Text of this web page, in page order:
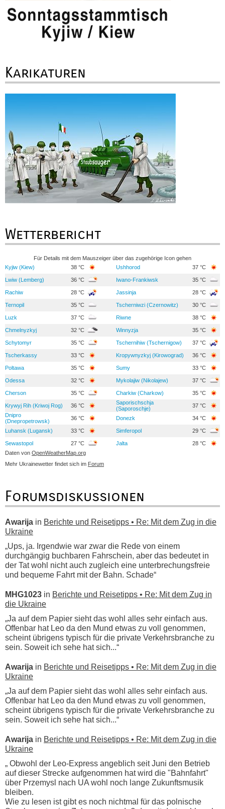
Karikaturen
Wetterbericht
Für Details mit dem Mauszeiger über das zugehörige Icon gehen
Kyjiw (Kiew)
38 °C Ushhorod 37 °C
Lwiw (Lemberg) 36 °C Iwano-Frankiwsk 35 °C
Rachiw 28 °C Jassinja 28 °C
Ternopil 35 °C Tscherniwzi (Czernowitz) 30 °C
Luzk 37 °C Riwne 38 °C
Chmelnyzkyj 32 °C Winnyzja 35 °C
Schytomyr 35 °C Tschernihiw (Tschernigow) 37 °C
Tscherkassy 33 °C Kropywnyzkyj (Kirowograd) 36 °C
Poltawa 35 °C Sumy 33 °C
Odessa 32 °C Mykolajiw (Nikolajew) 37 °C
Cherson 35 °C Charkiw (Charkow) 35 °C
Krywyj Rih (Kriwoj Rog) 36 °C
Saporischschja
(Saporoschje)
37 °C
Dnipro
(Dnepropetrowsk)
36 °C Donezk 34 °C
Luhansk (Lugansk) 33 °C Simferopol 29 °C
Sewastopol 27 °C Jalta
28 °C
Daten von OpenWeatherMap.org
Mehr Ukrainewetter findet sich im Forum
Forumsdiskussionen
Awarija in Berichte und Reisetipps • Re: Mit dem Zug in die
Ukraine
„Ups, ja. Irgendwie war zwar die Rede von einem
durchgängig buchbaren Fahrschein, aber das bedeutet in
der Tat wohl nicht auch zugleich eine unterbrechungsfreie
und bequeme Fahrt mit der Bahn. Schade“
MHG1023 in Berichte und Reisetipps • Re: Mit dem Zug in
die Ukraine
„Ja auf dem Papier sieht das wohl alles sehr einfach aus.
Offenbar hat Leo da den Mund etwas zu voll genommen,
scheint übrigens typisch für die private Verkehrsbranche zu
sein. Soweit ich sehe hat sich...“
Awarija in Berichte und Reisetipps • Re: Mit dem Zug in die
Ukraine
„Ja auf dem Papier sieht das wohl alles sehr einfach aus.
Offenbar hat Leo da den Mund etwas zu voll genommen,
scheint übrigens typisch für die private Verkehrsbranche zu
sein. Soweit ich sehe hat sich...“
Awarija in Berichte und Reisetipps • Re: Mit dem Zug in die
Ukraine
„ Obwohl der Leo-Express angeblich seit Juni den Betrieb
auf dieser Strecke aufgenommen hat wird die "Bahnfahrt"
über Przemysl nach UA wohl noch lange Zukunftsmusik
bleiben.
Wie zu lesen ist gibt es noch nichtmal für das polnische